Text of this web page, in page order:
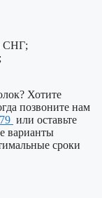
СНГ;
Хотите
позвоните нам
или оставьте
варианты
сроки